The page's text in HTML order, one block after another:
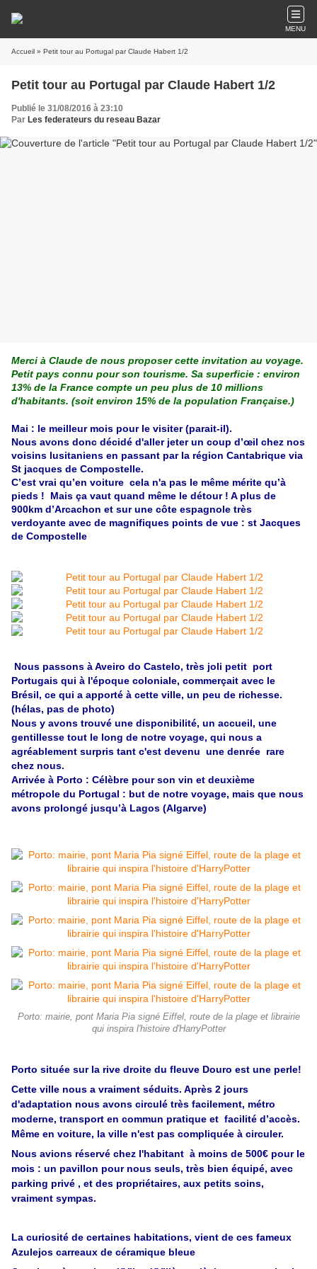
MENU
Accueil » Petit tour au Portugal par Claude Habert 1/2
Petit tour au Portugal par Claude Habert 1/2
Publié le 31/08/2016 à 23:10
Par Les federateurs du reseau Bazar
Merci à Claude de nous proposer cette invitation au voyage.
Petit pays connu pour son tourisme. Sa superficie : environ
13% de la France compte un peu plus de 10 millions
d'habitants. (soit environ 15% de la population Française.)
Mai : le meilleur mois pour le visiter (parait-il).
Nous avons donc décidé d'aller jeter un coup d’œil chez nos
voisins lusitaniens en passant par la région Cantabrique via
St jacques de Compostelle.
C’est vrai qu’en voiture cela n'a pas le même mérite qu’à
pieds ! Mais ça vaut quand même le détour ! A plus de
900km d’Arcachon et sur une côte espagnole très
verdoyante avec de magnifiques points de vue : st Jacques
de Compostelle
Nous passons à Aveiro do Castelo, très joli petit port
Portugais qui à l'époque coloniale, commerçait avec le
Brésil, ce qui a apporté à cette ville, un peu de richesse.
(hélas, pas de photo)
Nous y avons trouvé une disponibilité, un accueil, une
gentillesse tout le long de notre voyage, qui nous a
agréablement surpris tant c'est devenu une denrée rare
chez nous.
Arrivée à Porto : Célèbre pour son vin et deuxième
métropole du Portugal : but de notre voyage, mais que nous
avons prolongé jusqu’à Lagos (Algarve)
Porto: mairie, pont Maria Pia signé Eiffel, route de la plage et librairie
qui inspira l'histoire d'HarryPotter
Porto située sur la rive droite du fleuve Douro est une perle!
Cette ville nous a vraiment séduits. Après 2 jours
d'adaptation nous avons circulé très facilement, métro
moderne, transport en commun pratique et facilité d’accès.
Même en voiture, la ville n'est pas compliquée à circuler.
Nous avions réservé chez l'habitant à moins de 500€ pour le
mois : un pavillon pour nous seuls, très bien équipé, avec
parking privé , et des propriétaires, aux petits soins,
vraiment sympas.
La curiosité de certaines habitations, vient de ces fameux
Azulejos carreaux de céramique bleue